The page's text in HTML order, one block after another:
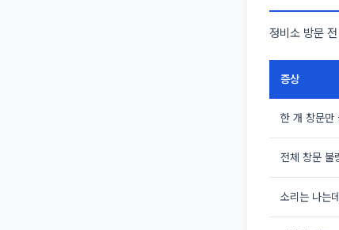
정비소 방문
증상
한 개 창문만
전체 창문 불
소리는 나는